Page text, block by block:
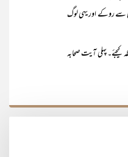
سے روکے اور یہی لوگ
پہلی آیت صحابہ